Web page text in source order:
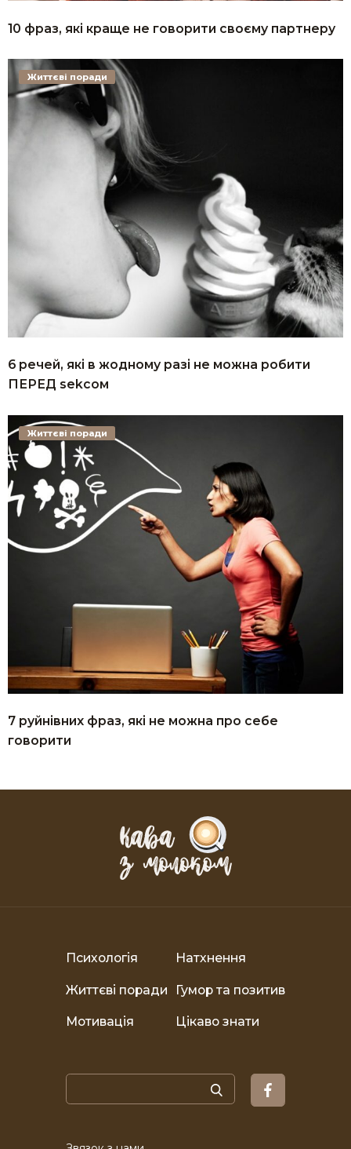
10 фраз, які краще не говорити своєму партнеру
6 речей, які в жодному разі не можна робити
ПЕРЕД sеkcoм
Життєві поради
7 руйнівних фраз, які не можна про себе
говорити
Життєві поради
Психологія Натхнення
Життєві поради Гумор та позитив
Мотивація Цікаво знати